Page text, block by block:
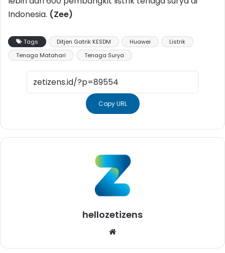
Indonesia. (Zee)
Tags Ditjen Gatrik KESDM Huawei
Listrik
Tenaga Matahari
Tenaga Surya
Copy URL
hellozetizens